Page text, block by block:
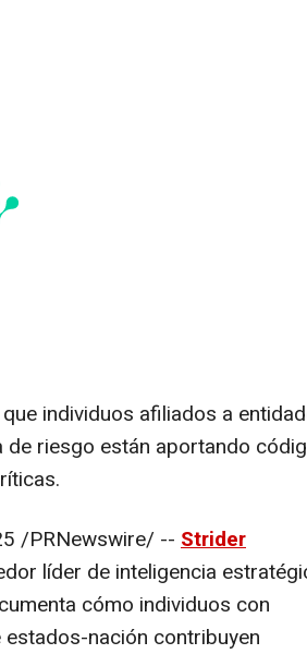
individuos afiliados a
de riesgo están aportando
/PRNewswire/ -- Strider
líder de inteligencia
cómo individuos con
nación contribuyen